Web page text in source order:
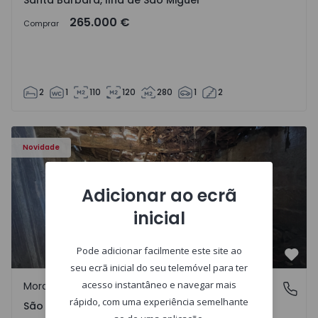
Comprar 265.000 €
2 1 110 120 280 1 2
Novidade
Moradia Vila Real, São Tomé do Castelo e Justes -
São Tomé do Castelo e Justes, Vila Real
Moradia Rústica
São Tomé do Castelo e Justes, Vila Real
Adicionar ao ecrã
inicial
Pode adicionar facilmente este site ao
seu ecrã inicial do seu telemóvel para ter
acesso instantâneo e navegar mais
rápido, com uma experiência semelhante